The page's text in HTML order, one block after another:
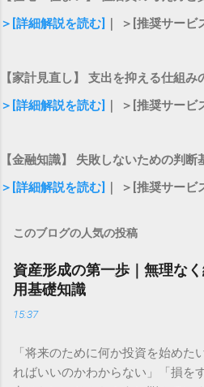
＞[詳細解説を読む]
｜ ＞[推奨サービ
【家計見直し】 支出を抑える仕組み
＞[詳細解説を読む]
｜ ＞[推奨サービ
【金融知識】 失敗しないための判断
＞[詳細解説を読む]
｜ ＞[推奨サービ
このブログの人気の投稿
資産形成の第一歩｜無理な
用基礎知識
15:37
「将来のために何か投資を始めた
ればいいのかわからない」「損を